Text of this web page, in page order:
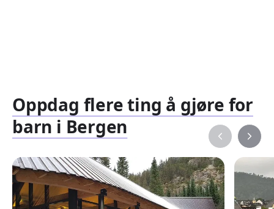
Oppdag flere ting å gjøre for
barn i Bergen